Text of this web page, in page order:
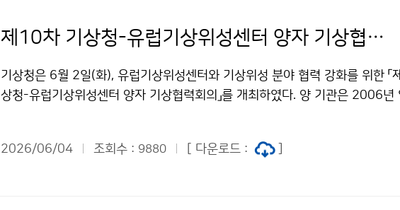
제10차 기상청-유럽기상위성센터 양자 기상협력회의
기상청은 6월 2일(화), 유럽기상위성센터와 기상위성 분야 협력 강화를 위한 「
상청-유럽기상위성센터 양자 기상협력회의」를 개최하였다. 양 기관은 2006년
용, 기후변화 감시 강화 등 다양한 분야에서 긴밀하게 협력하고 있다.
2026/06/04 조회수 : 9880 [ 다운로드 :